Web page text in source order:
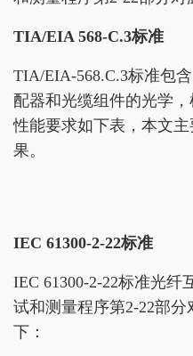
TIA/EIA 568-C.3标准
TIA/EIA-568.C.3标准包
配器和光缆组件的光学
性能要求如下表，本文
果。
IEC 61300-2-22标准
IEC 61300-2-22标准光纤
试和测量程序第2-22部
下：